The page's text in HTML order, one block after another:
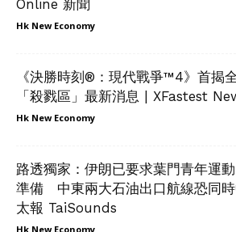
Online 新聞
Hk New Economy
《決勝時刻®：現代戰爭™4》首揭
「殺戮區」最新消息 | XFastest
Hk New Economy
路透獨家：伊朗已要求葉門青年運動
準備 中東兩大石油出口航線恐同
太報 TaiSounds
Hk New Economy